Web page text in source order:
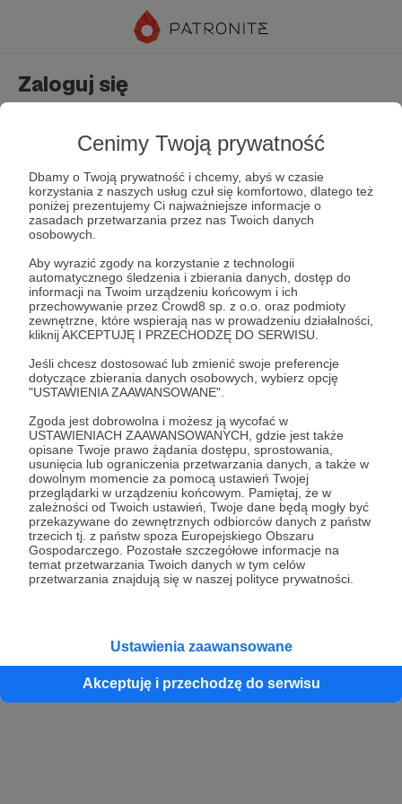
Cenimy Twoją prywatność
Dbamy o Twoją prywatność i chcemy, abyś w czasie
korzystania z naszych usług czuł się komfortowo, dlatego też
poniżej prezentujemy Ci najważniejsze informacje o
zasadach przetwarzania przez nas Twoich danych
osobowych.
Aby wyrazić zgody na korzystanie z technologii
automatycznego śledzenia i zbierania danych, dostęp do
informacji na Twoim urządzeniu końcowym i ich
przechowywanie przez Crowd8 sp. z o.o. oraz podmioty
zewnętrzne, które wspierają nas w prowadzeniu działalności,
kliknij AKCEPTUJĘ I PRZECHODZĘ DO SERWISU.
Jeśli chcesz dostosować lub zmienić swoje preferencje
dotyczące zbierania danych osobowych, wybierz opcję
"USTAWIENIA ZAAWANSOWANE".
Zgoda jest dobrowolna i możesz ją wycofać w
USTAWIENIACH ZAAWANSOWANYCH, gdzie jest także
opisane Twoje prawo żądania dostępu, sprostowania,
usunięcia lub ograniczenia przetwarzania danych, a także w
dowolnym momencie za pomocą ustawień Twojej
przeglądarki w urządzeniu końcowym. Pamiętaj, że w
zależności od Twoich ustawień, Twoje dane będą mogły być
przekazywane do zewnętrznych odbiorców danych z państw
trzecich tj. z państw spoza Europejskiego Obszaru
Gospodarczego. Pozostałe szczegółowe informacje na
temat przetwarzania Twoich danych w tym celów
przetwarzania znajdują się w naszej polityce prywatności.
Ustawienia zaawansowane
Akceptuję i przechodzę do serwisu
Zaloguj się
Zapamiętaj mnie Zapomniałeś hasła?
Zaloguj
lub
Kontynuuj z Google
Kontynuuj z Facebook
Kontynuuj z Apple
konta przez osobę niepełnoletnią” dostępny w regulaminie Patronite.pl